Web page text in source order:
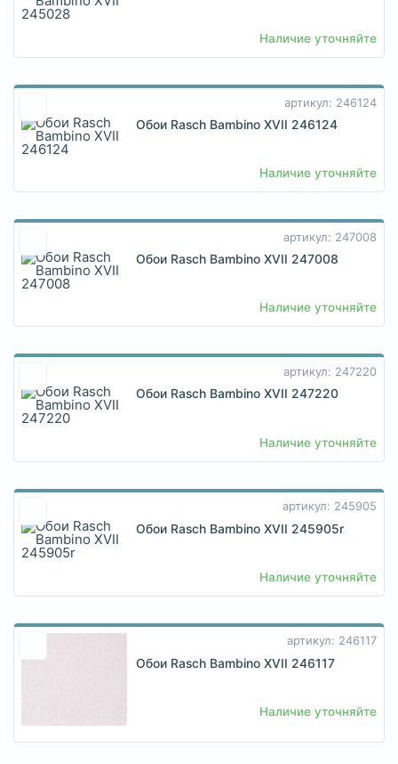
Наличие уточняйте
артикул: 246124
Обои Rasch Bambino XVII 246124
Наличие уточняйте
артикул: 247008
Обои Rasch Bambino XVII 247008
Наличие уточняйте
артикул: 247220
Обои Rasch Bambino XVII 247220
Наличие уточняйте
артикул: 245905
Обои Rasch Bambino XVII 245905r
Наличие уточняйте
артикул: 246117
Обои Rasch Bambino XVII 246117
Наличие уточняйте